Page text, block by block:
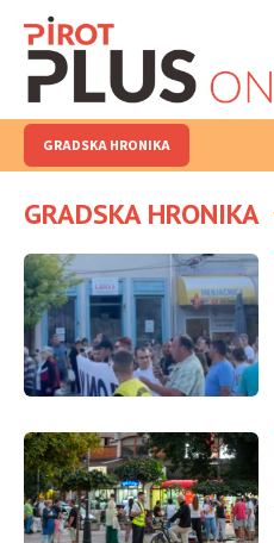
GRADSKA HRONIKA
GRADSKA HRONIKA